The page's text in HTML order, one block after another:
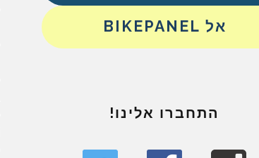
אל BIKEPANEL
התחברו אלינו!